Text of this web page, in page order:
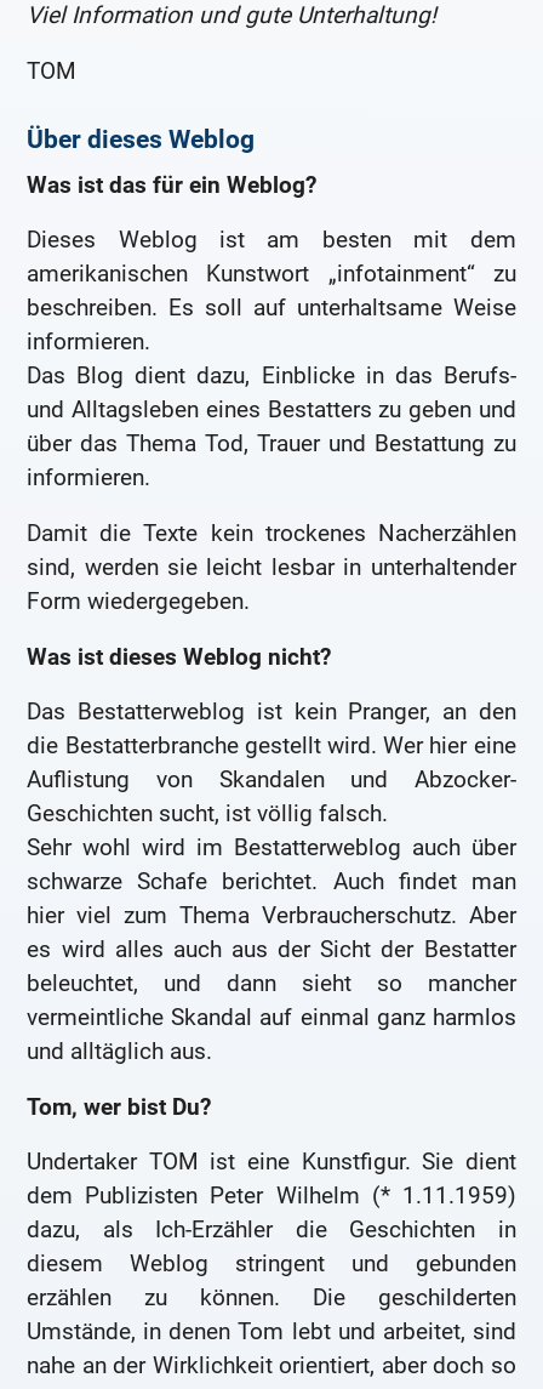
Viel Information und gute Unterhaltung!
TOM
Über dieses Weblog
Was ist das für ein Weblog?
Dieses Weblog ist am besten mit dem
amerikanischen Kunstwort „infotainment“ zu
beschreiben. Es soll auf unterhaltsame Weise
informieren.
Das Blog dient dazu, Einblicke in das Berufs-
und Alltagsleben eines Bestatters zu geben und
über das Thema Tod, Trauer und Bestattung zu
informieren.
Damit die Texte kein trockenes Nacherzählen
sind, werden sie leicht lesbar in unterhaltender
Form wiedergegeben.
Was ist dieses Weblog nicht?
Das Bestatterweblog ist kein Pranger, an den
die Bestatterbranche gestellt wird. Wer hier eine
Auflistung von Skandalen und Abzocker-
Geschichten sucht, ist völlig falsch.
Sehr wohl wird im Bestatterweblog auch über
schwarze Schafe berichtet. Auch findet man
hier viel zum Thema Verbraucherschutz. Aber
es wird alles auch aus der Sicht der Bestatter
beleuchtet, und dann sieht so mancher
vermeintliche Skandal auf einmal ganz harmlos
und alltäglich aus.
Tom, wer bist Du?
Undertaker TOM ist eine Kunstfigur. Sie dient
dem Publizisten Peter Wilhelm (* 1.11.1959)
dazu, als Ich-Erzähler die Geschichten in
diesem Weblog stringent und gebunden
erzählen zu können. Die geschilderten
Umstände, in denen Tom lebt und arbeitet, sind
nahe an der Wirklichkeit orientiert, aber doch so